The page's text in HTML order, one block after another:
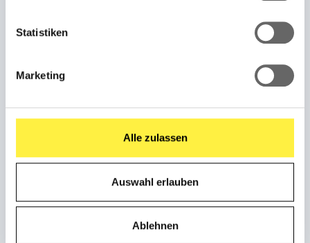
Statistiken
Marketing
Alle zulassen
Auswahl erlauben
Ablehnen
Weber Shop
FAQ
UNTERNEHMEN